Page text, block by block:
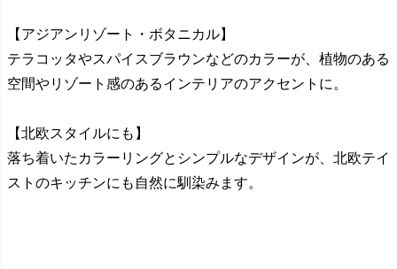
【アジアンリゾート・ボタニカル】
テラコッタやスパイスブラウンなどのカラーが、植物のある
空間やリゾート感のあるインテリアのアクセントに。
【北欧スタイルにも】
落ち着いたカラーリングとシンプルなデザインが、北欧テイ
ストのキッチンにも自然に馴染みます。